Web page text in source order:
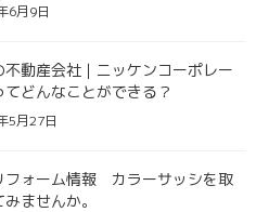
6月9日
不動産会社｜ニッケンコーポレー
てどんなことができる？
5月27日
フォーム情報 カラーサッシを取
ませんか。